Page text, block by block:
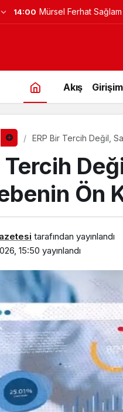
0:23 Yapay Zekaya Hangi
Akış
ERP Bir Tercih Değil,
Tercih
Ön
tarafından yayınlandı
15:50 yayınlandı